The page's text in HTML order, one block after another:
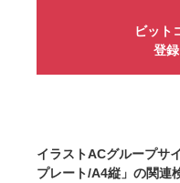
ビット
登
イラストACグループサ
プレート/A4縦」の関連